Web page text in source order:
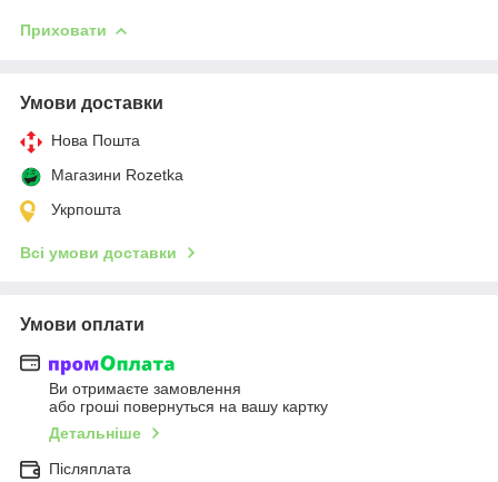
Приховати
Умови доставки
Нова Пошта
Магазини Rozetka
Укрпошта
Всі умови доставки
Умови оплати
Ви отримаєте замовлення
або гроші повернуться на вашу картку
Детальніше
Післяплата